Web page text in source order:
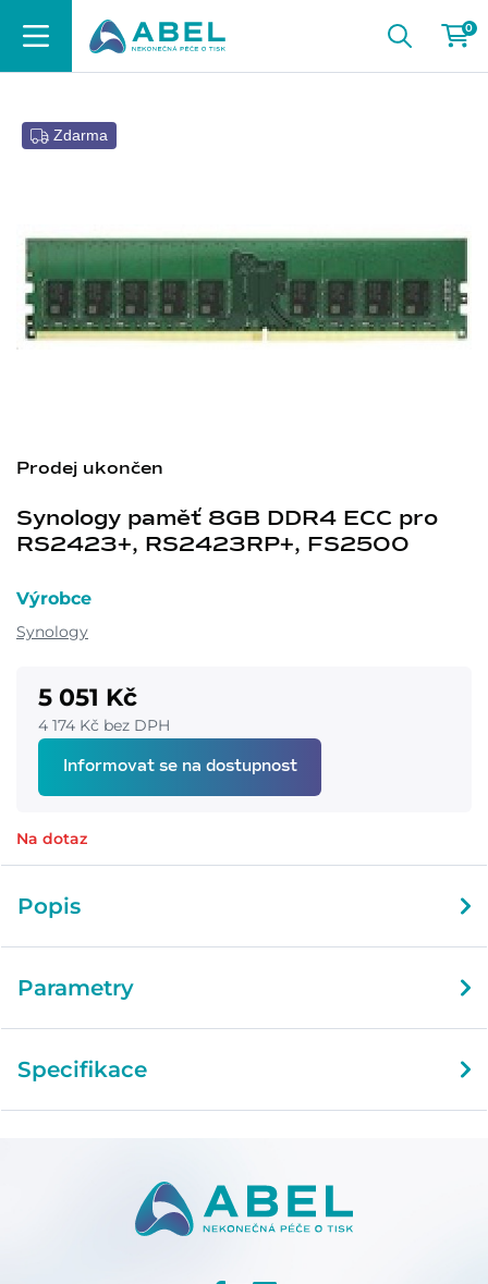
0
Zdarma
Prodej ukončen
Synology paměť 8GB DDR4 ECC pro
RS2423+, RS2423RP+, FS2500
Výrobce
Synology
5 051 Kč
4 174 Kč bez DPH
Informovat se na dostupnost
Na dotaz
Popis
Parametry
Specifikace